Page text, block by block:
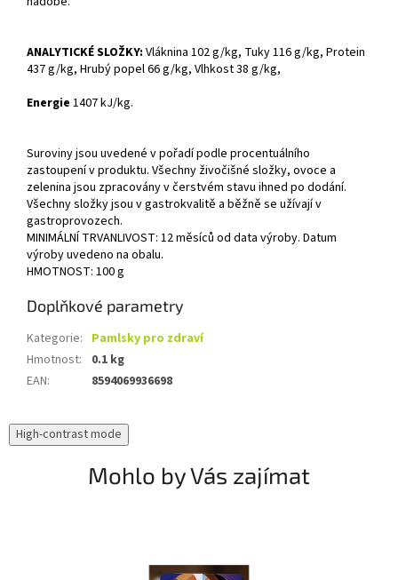
ANALYTICKÉ SLOŽKY: Vláknina 102 g/kg, Tuky 116 g/kg, Protein
437 g/kg, Hrubý popel 66 g/kg, Vlhkost 38 g/kg,
Energie 1407 kJ/kg.
Suroviny jsou uvedené v pořadí podle procentuálního
zastoupení v produktu. Všechny živočišné složky, ovoce a
zelenina jsou zpracovány v čerstvém stavu ihned po dodání.
Všechny složky jsou v gastrokvalitě a běžně se užívají v
gastroprovozech.
MINIMÁLNÍ TRVANLIVOST: 12 měsíců od data výroby. Datum
výroby uvedeno na obalu.
HMOTNOST: 100 g
Doplňkové parametry
Kategorie: Pamlsky pro zdraví
Hmotnost:
0.1 kg
EAN: 8594069936698
High-contrast mode
Mohlo by Vás zajímat